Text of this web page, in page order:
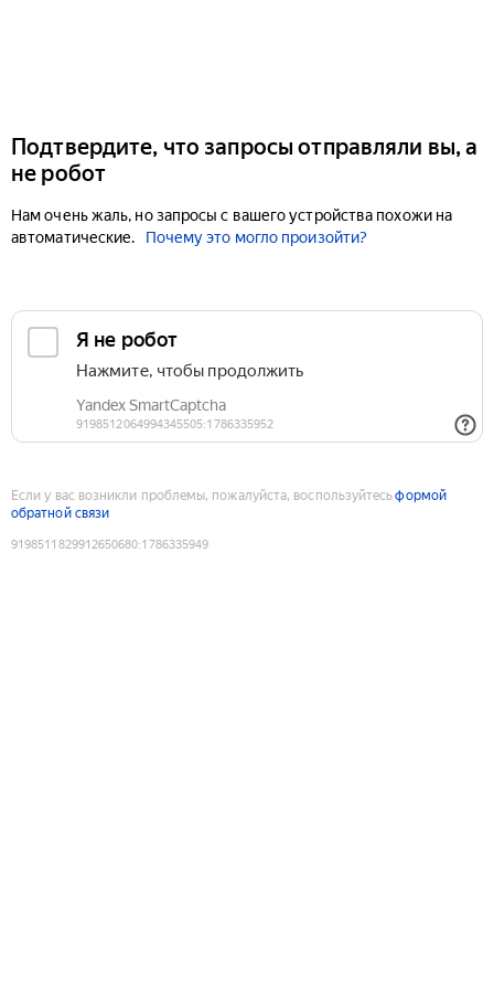
Подтвердите, что запросы отправляли вы, а
не робот
Нам очень жаль, но запросы с вашего устройства похожи на
автоматические.
Почему это могло произойти?
Если у вас возникли проблемы, пожалуйста, воспользуйтесьформой
обратной связи
9198511829912650680:1786335949